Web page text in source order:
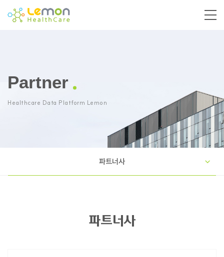
Partner
Healthcare Data Platform Lemon
파트너사
파트너사